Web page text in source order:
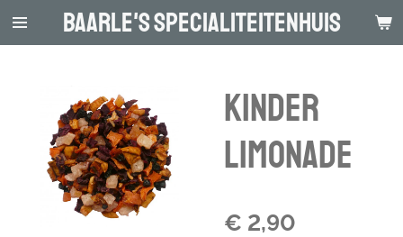
Ga
hoofdinhoud
Baarle's Specialiteitenhuis
Kinder
limonade
€ 2,90